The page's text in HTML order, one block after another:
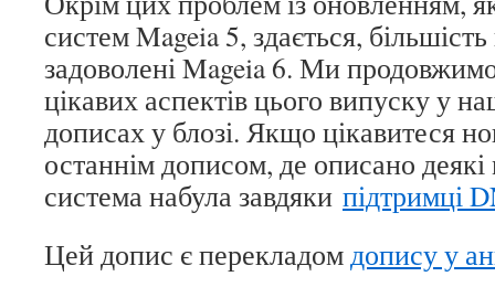
систем Mageia 5, здається,
задоволені Mageia 6. Ми
цікавих аспектів цього випуску у
дописах у блозі. Якщо цікавитеся
останнім дописом, де описано
система набула завдяки підтримці
Цей допис є перекладомдопису у